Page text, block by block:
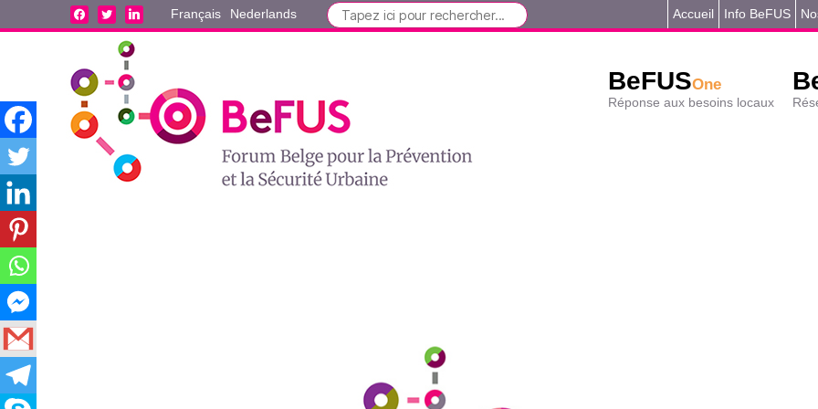
Accueil Info BeFUS
facebooktwitterlinkedin Français Nederlands
Search
for:
BeFUSOne
Réponse aux besoins locaux